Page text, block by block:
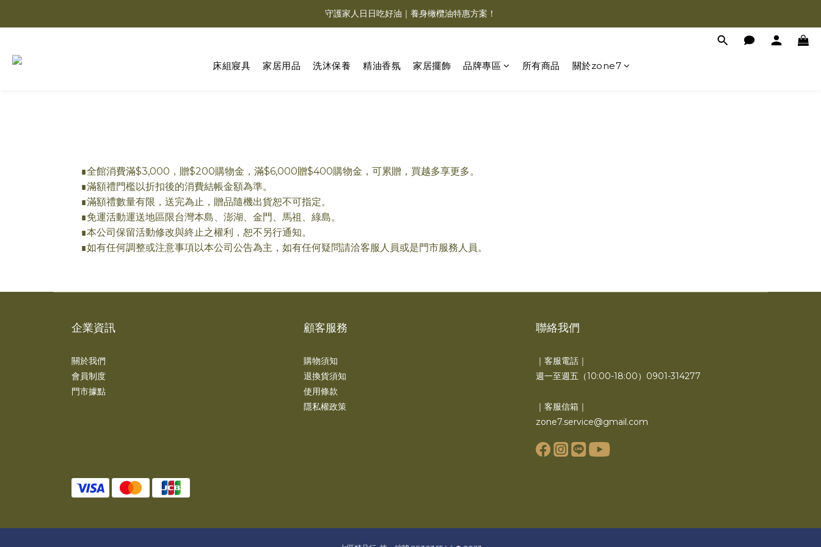
德肯 DEKOCANDLE｜香氛蠟燭系列限時 5 折
守護家人日日吃好油｜養身橄欖油特惠方案！
德肯 DEKOCANDLE｜香氛蠟燭系列限時 5 折
床組寢具 家居用品 洗沐保養 精油香氛 家居擺飾 品牌專區 所有商品 關於zone7
∎全館消費滿$3,000，贈$200購物金，滿$6,000贈$400購物金，可累贈，買越多享更多。
∎滿額禮門檻以折扣後的消費結帳金額為準。
∎滿額禮數量有限，送完為止，贈品隨機出貨恕不可指定。
∎免運活動運送地區限台灣本島、澎湖、金門、馬祖、綠島。
∎本公司保留活動修改與終止之權利，恕不另行通知。
∎如有任何調整或注意事項以本公司公告為主，如有任何疑問請洽客服人員或是門市服務人員。
企業資訊
關於我們
會員制度
門市據點
顧客服務
購物須知
退換貨須知
使用條款
隱私權政策
聯絡我們
｜客服電話｜
週一至週五（10:00-18:00）0901-314277
｜客服信箱｜
zone7.service@gmail.com